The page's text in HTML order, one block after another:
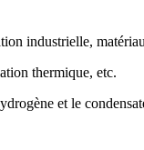
industrielle,
thermique, etc.
et le